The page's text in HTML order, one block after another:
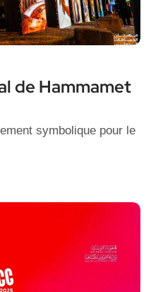
de Hammamet
symbolique pour le